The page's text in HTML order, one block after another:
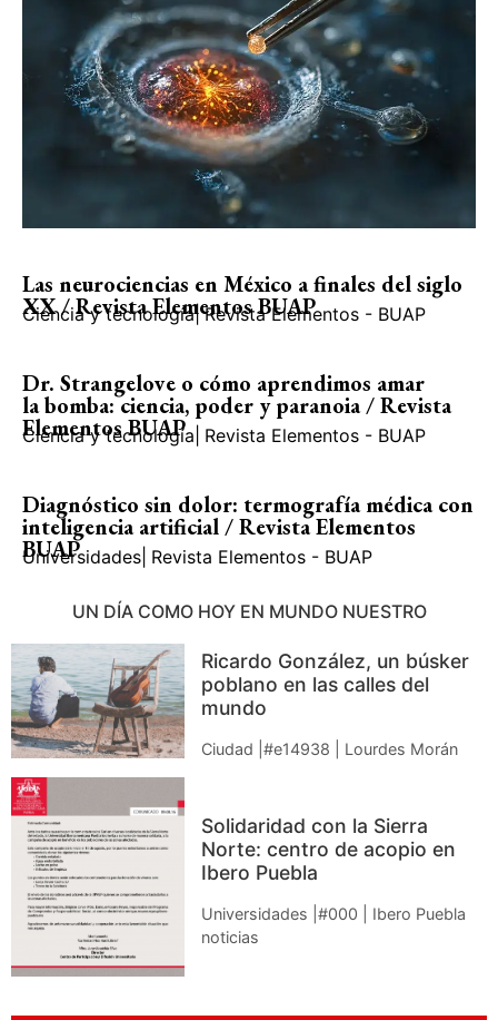
Las neurociencias en México a finales del siglo
XX / Revista Elementos BUAP
Ciencia y tecnología| Revista Elementos - BUAP
Dr. Strangelove o cómo aprendimos amar
la bomba: ciencia, poder y paranoia / Revista
Elementos BUAP
Ciencia y tecnología Revista Elementos - BUAP
Diagnóstico sin dolor: termografía médica con
inteligencia artificial / Revista Elementos
BUAP
Universidades Revista Elementos - BUAP
UN DÍA COMO HOY EN MUNDO NUESTRO
Ricardo González, un búsker
poblano en las calles del
mundo
Ciudad |#e14938 | Lourdes Morán
Solidaridad con la Sierra
Norte: centro de acopio en
Ibero Puebla
Universidades |#000 | Ibero Puebla
noticias